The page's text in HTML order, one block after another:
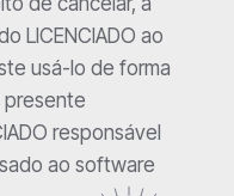
LICENCIADO ao
usá-lo de forma
presente
responsável
ao software